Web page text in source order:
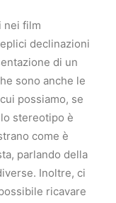
nei film
declinazioni
di un
sono anche le
possiamo, se
stereotipo è
come è
parlando della
Inoltre, ci
ricavare